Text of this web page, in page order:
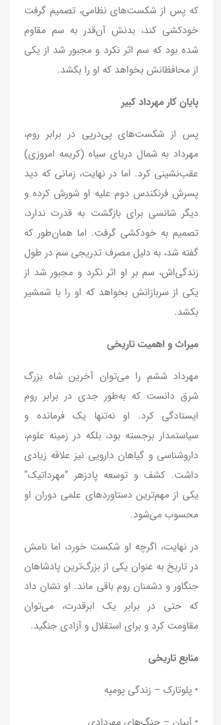
که پس از شکست‌های نظامی، تصمیم گرفت
خودکشی کند، بدنش آن‌قدر به سم مقاوم
شده بود که سم اثر نکرد و مجبور شد از یکی
از محافظانش بخواهد که او را بکشد.
پایان کار مهرداد کبیر
پس از شکست‌های پی‌درپی در برابر روم،
مهرداد به شمال دریای سیاه (کریمه امروزی)
عقب‌نشینی کرد. اما در نهایت، زمانی که دید
پسرش فرنکندس دوم علیه او شورش کرده و
دیگر شانسی برای بازگشت به قدرت ندارد،
تصمیم به خودکشی گرفت. اما همان‌طور که
گفته شد، به دلیل مصرف تدریجی سم در طول
زندگی‌اش، سم بر او اثر نکرد و مجبور شد از
یکی از سربازانش بخواهد که او را با شمشیر
بکشد.
میراث و اهمیت تاریخی
مهرداد ششم را می‌توان آخرین شاه بزرگ
شرق دانست که به‌طور جدی در برابر روم
ایستادگی کرد. او نه‌تنها یک فرمانده و
سیاستمدار برجسته بود، بلکه در زمینه علوم،
داروشناسی و گیاهان دارویی نیز علاقه زیادی
داشت. کشف و توسعه پادزهر “مهرداتیک”
یکی از مهم‌ترین دستاوردهای علمی دوران او
محسوب می‌شود.
در نهایت، اگرچه او شکست خورد، اما نامش
در تاریخ به عنوان یکی از بزرگ‌ترین پادشاهان
جنگاور و دشمنان روم باقی ماند. او نشان داد
که حتی در برابر یک ابرقدرت، می‌توان
مقاومت کرد و برای استقلال و آزادی جنگید.
منابع تاریخی
• پلوتارک – زندگی پومپه